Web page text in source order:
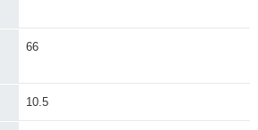
66
10.5